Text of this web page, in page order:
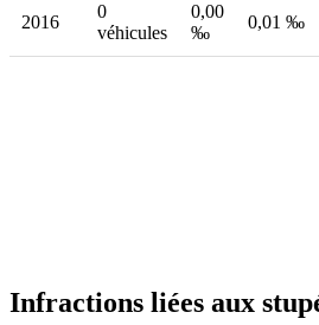
2016
0
véhicules
0,00
‰
0,01 ‰
Infractions liées aux